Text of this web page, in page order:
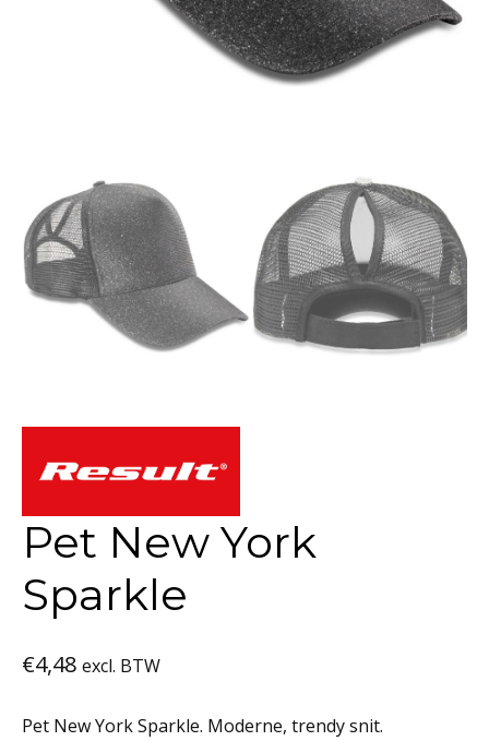
Pet New York
Sparkle
€4,48 excl. BTW
Pet New York Sparkle. Moderne, trendy snit.